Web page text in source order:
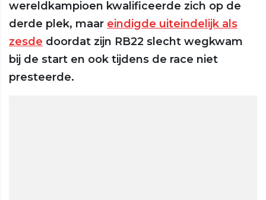
wereldkampioen kwalificeerde zich op de
derde plek, maar eindigde uiteindelijk als
zesde doordat zijn RB22 slecht wegkwam
bij de start en ook tijdens de race niet
presteerde.